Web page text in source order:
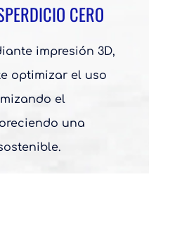
CERO
impresión 3D,
optimizar el uso
el
una